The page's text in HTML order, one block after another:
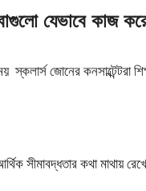
যেভাবে কাজ
স্কলার্স জোনের কনসাল্টেন্টরা
আর্থিক সীমাবদ্ধতার কথা মাথায়